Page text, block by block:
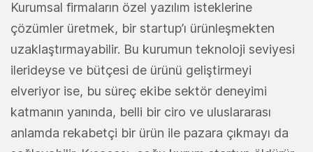
Kurumsal firmaların özel yazılım isteklerine
çözümler üretmek, bir startup’ı ürünleşmekten
uzaklaştırmayabilir. Bu kurumun teknoloji seviyesi
ilerideyse ve bütçesi de ürünü geliştirmeyi
elveriyor ise, bu süreç ekibe sektör deneyimi
katmanın yanında, belli bir ciro ve uluslararası
anlamda rekabetçi bir ürün ile pazara çıkmayı da